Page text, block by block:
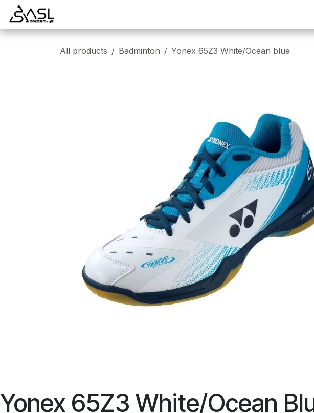
Overslaan naar inhoud
All products Badminton Yonex 65Z3 White/Ocean blue
Yonex 65Z3 White/Ocean